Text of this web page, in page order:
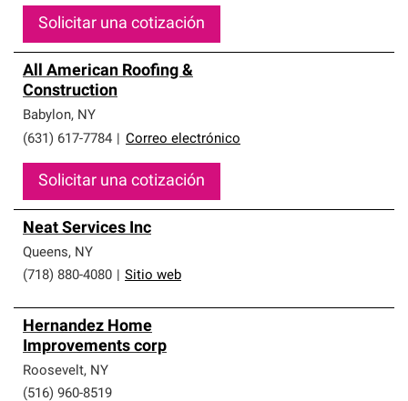
Solicitar una cotización
All American Roofing &
Construction
Babylon, NY
(631) 617-7784
Correo electrónico
Solicitar una cotización
Neat Services Inc
Queens, NY
(718) 880-4080
Sitio web
Hernandez Home
Improvements corp
Roosevelt, NY
(516) 960-8519